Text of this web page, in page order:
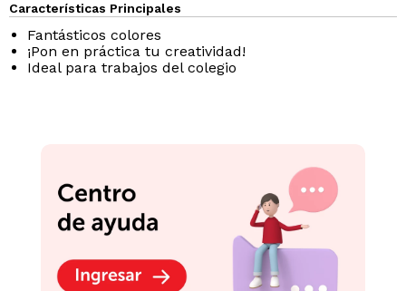
Características Principales
Fantásticos colores
¡Pon en práctica tu creatividad!
Ideal para trabajos del colegio